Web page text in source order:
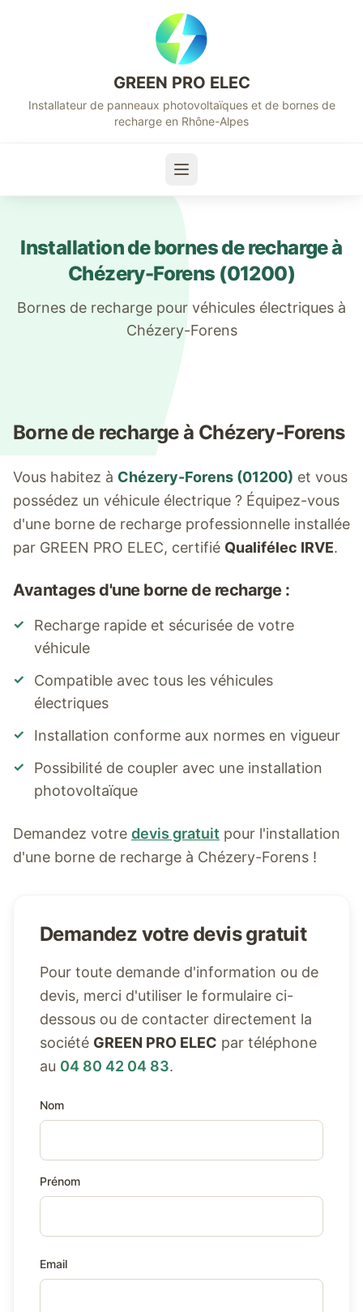
GREEN PRO ELEC
Installateur de panneaux photovoltaïques et de bornes de
recharge en Rhône-Alpes
Installation de bornes de recharge à
Chézery-Forens (01200)
Bornes de recharge pour véhicules électriques à
Chézery-Forens
Borne de recharge à Chézery-Forens
Vous habitez à Chézery-Forens (01200) et vous
possédez un véhicule électrique ? Équipez-vous
d'une borne de recharge professionnelle installée
par GREEN PRO ELEC, certifié Qualifélec IRVE.
Avantages d'une borne de recharge :
✓
Recharge rapide et sécurisée de votre
véhicule
✓
Compatible avec tous les véhicules
électriques
✓ Installation conforme aux normes en vigueur
✓
Possibilité de coupler avec une installation
photovoltaïque
Demandez votre devis gratuit pour l'installation
d'une borne de recharge à Chézery-Forens !
Demandez votre devis gratuit
Pour toute demande d'information ou de
devis, merci d'utiliser le formulaire ci-
dessous ou de contacter directement la
société GREEN PRO ELEC par téléphone
au 04 80 42 04 83.
Nom
Prénom
Email